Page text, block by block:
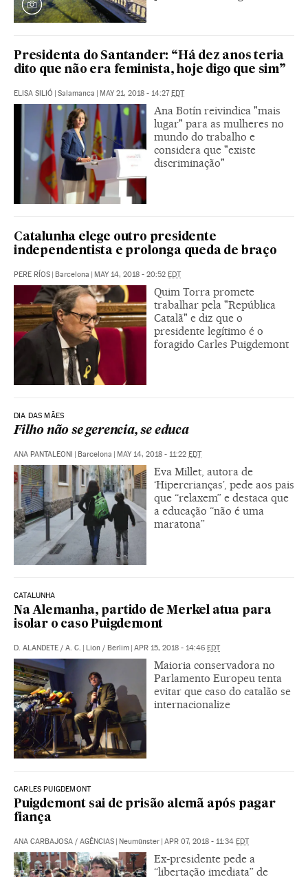
Presidenta do Santander: “Há dez anos teria
dito que não era feminista, hoje digo que sim”
ELISA SILIÓ | Salamanca | MAY 21, 2018 - 14:27EDT
Ana Botín reivindica "mais
lugar" para as mulheres no
mundo do trabalho e
considera que "existe
discriminação"
Catalunha elege outro presidente
independentista e prolonga queda de braço
PERE RÍOS | Barcelona | MAY 14, 2018 - 20:52 EDT
Quim Torra promete
trabalhar pela "República
Catalã" e diz que o
presidente legítimo é o
foragido Carles Puigdemont
DIA DAS MÃES
Filho não se gerencia, se educa
ANA PANTALEONI | Barcelona | MAY 14, 2018 - 11:22 EDT
Eva Millet, autora de
‘Hipercrianças’, pede aos pais
que “relaxem” e destaca que
a educação “não é uma
maratona”
CATALUNHA
Na Alemanha, partido de Merkel atua para
isolar o caso Puigdemont
D. ALANDETE / A. C. | Lion / Berlim | APR 15, 2018 - 14:46 EDT
Maioria conservadora no
Parlamento Europeu tenta
evitar que caso do catalão se
internacionalize
CARLES PUIGDEMONT
Puigdemont sai de prisão alemã após pagar
fiança
ANA CARBAJOSA / AGÊNCIAS | Neumünster | APR 07, 2018 - 11:34 EDT
Ex-presidente pede a
“libertação imediata” de